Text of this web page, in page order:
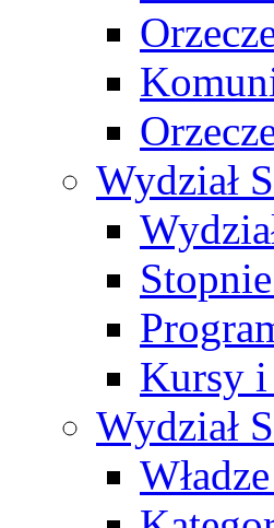
Wydział
Kursy i
Wydział